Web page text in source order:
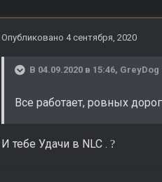
Опубликовано 4 сентября, 2020
В 04.09.2020 в 15:46, GreyDog
Все работает, ровных
И тебе Удачи в NLC . ?